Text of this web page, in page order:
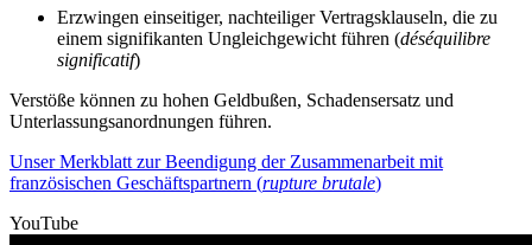
Erzwingen einseitiger, nachteiliger Vertragsklauseln, die zu
einem signifikanten Ungleichgewicht führen (déséquilibre
significatif)
Verstöße können zu hohen Geldbußen, Schadensersatz und
Unterlassungsanordnungen führen.
Unser Merkblatt zur Beendigung der Zusammenarbeit mit
französischen Geschäftspartnern (rupture brutale)
YouTube